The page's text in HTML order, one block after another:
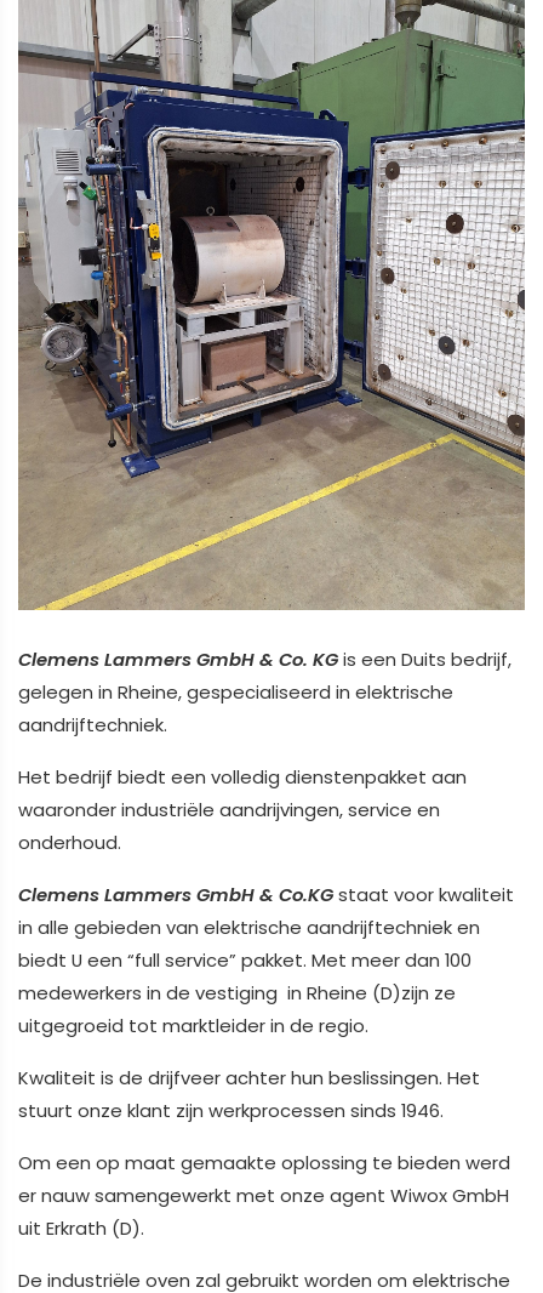
Clemens Lammers GmbH & Co. KGis een Duits bedrijf,
gelegen in Rheine, gespecialiseerd in elektrische
aandrijftechniek.
Het bedrijf biedt een volledig dienstenpakket aan
waaronder industriële aandrijvingen, service en
onderhoud.
Clemens Lammers GmbH & Co.KGstaat voor kwaliteit
in alle gebieden van elektrische aandrijftechniek en
biedt U een “full service” pakket. Met meer dan 100
medewerkers in de vestiging in Rheine (D)zijn ze
uitgegroeid tot marktleider in de regio.
Kwaliteit is de drijfveer achter hun beslissingen. Het
stuurt onze klant zijn werkprocessen sinds 1946.
Om een op maat gemaakte oplossing te bieden werd
er nauw samengewerkt met onze agent Wiwox GmbH
uit Erkrath (D).
De industriële oven zal gebruikt worden om elektrische